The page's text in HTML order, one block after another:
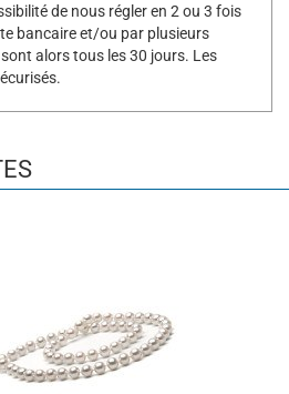
de nous régler en 2 ou 3 fois
bancaire et/ou par plusieurs
alors tous les 30 jours. Les